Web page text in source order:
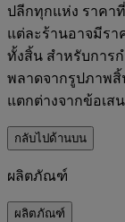
ปลีกทุกแห่ง ราคา
แต่ละร้านอาจมีรา
ทั้งสิ้น สำหรับการ
พลาดจากรูปภาพสิ้
แตกต่างจากข้อเส
กลับไปด้านบน
ผลิตภัณฑ์
ผลิตภัณฑ์